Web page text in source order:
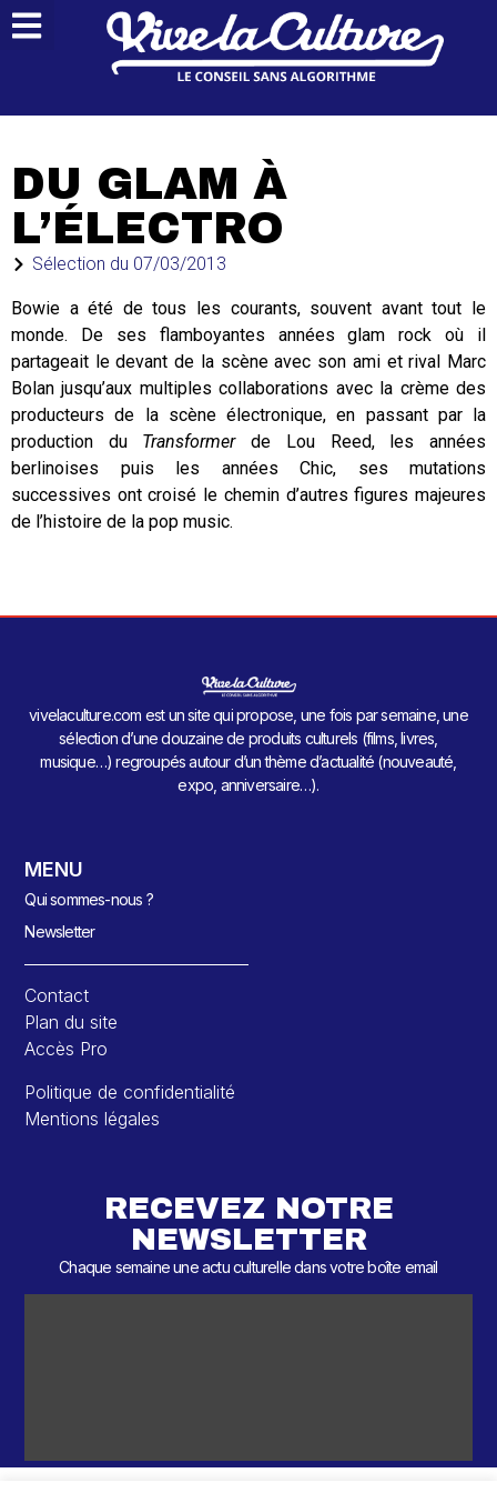
DU GLAM À
L’ÉLECTRO
Sélection du 07/03/2013
Bowie a été de tous les courants, souvent avant tout le
monde. De ses flamboyantes années glam rock où il
partageait le devant de la scène avec son ami et rival Marc
Bolan jusqu’aux multiples collaborations avec la crème des
producteurs de la scène électronique, en passant par la
production du Transformerde Lou Reed, les années
berlinoises puis les années Chic, ses mutations
successives ont croisé le chemin d’autres figures majeures
de l’histoire de la pop music.
vivelaculture.com est un site qui propose, une fois par semaine, une
sélection d’une douzaine de produits culturels (films, livres,
musique…) regroupés autour d’un thème d’actualité (nouveauté,
expo, anniversaire…).
MENU
Qui sommes-nous ?
Newsletter
Contact
Plan du site
Accès Pro
Politique de confidentialité
Mentions légales
RECEVEZ NOTRE
NEWSLETTER
Chaque semaine une actu culturelle dans votre boîte email